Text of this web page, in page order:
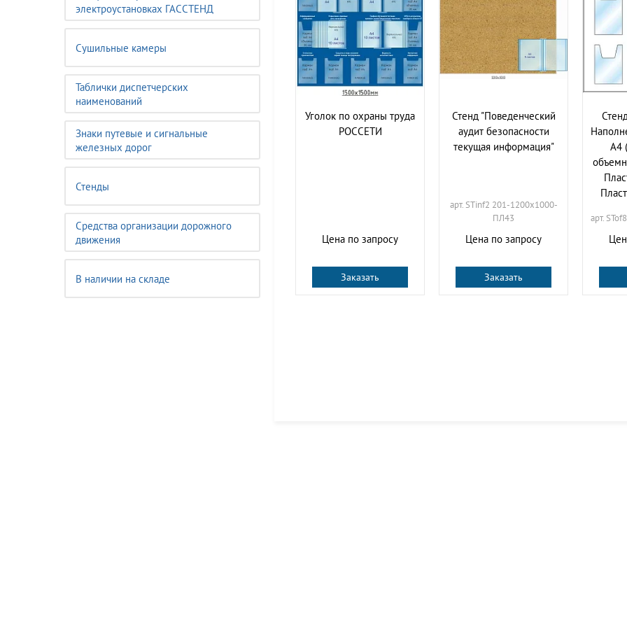
электроустановках ГАССТЕНД
Сушильные камеры
Таблички диспетчерских
наименований
Знаки путевые и сигнальные
железных дорог
Стенды
Средства организации дорожного
движения
В наличии на складе
Уголок по охраны труда
РОССЕТИ
Цена по запросу
Заказать
Стенд "Поведенческий
аудит безопасности
текущая информация"
арт. STinf2 201-1200х1000-
ПЛ43
Цена по запросу
Заказать
А4
арт.